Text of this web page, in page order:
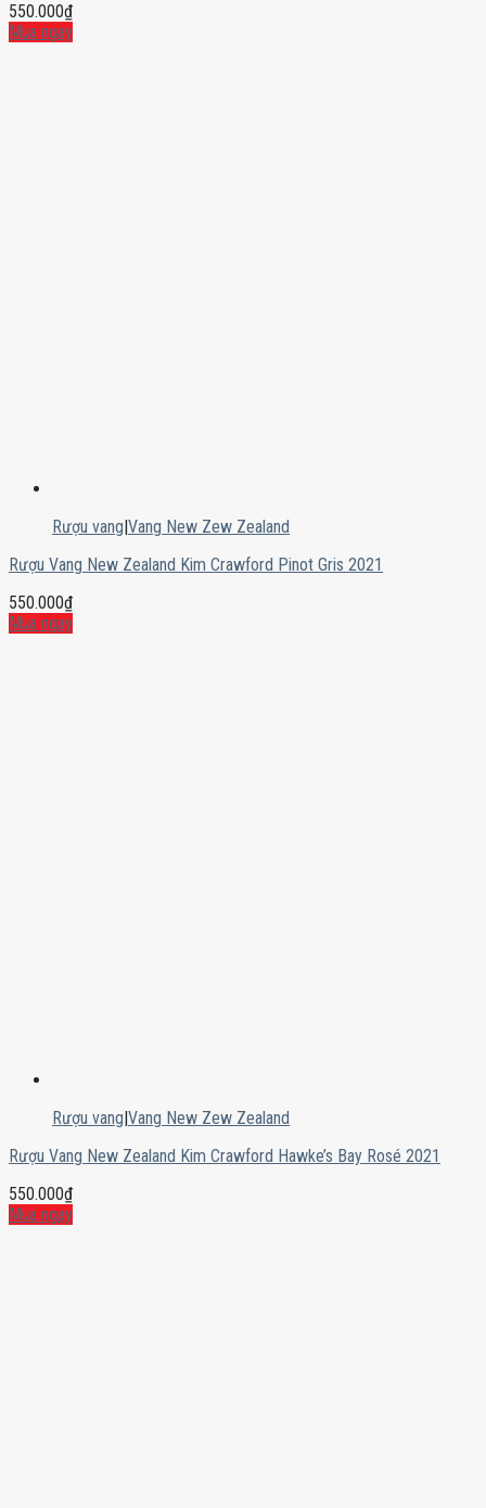
550.000₫
Mua ngay
Rượu vang|Vang New Zew Zealand
Rượu Vang New Zealand Kim Crawford Pinot Gris 2021
550.000₫
Mua ngay
Rượu vang|Vang New Zew Zealand
Rượu Vang New Zealand Kim Crawford Hawke’s Bay Rosé 2021
550.000₫
Mua ngay